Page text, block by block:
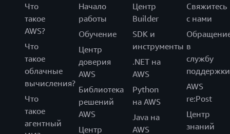
Что
такое
AWS?
Что
такое
облачные
вычисления?
Что
такое
агентный
Начало
работы
Обучение
Центр
доверия
AWS
Библиотека
решений
AWS
Центр
Центр
Builder
SDK и
инструменты
.NET на
AWS
Python
на AWS
Java на
AWS
Свяжитесь
с нами
в
службу
поддержки
AWS
re:Post
Центр
знаний